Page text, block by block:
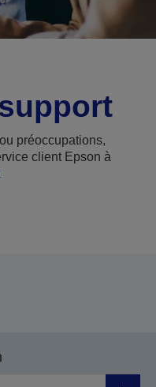
préoccupations,
client Epson à